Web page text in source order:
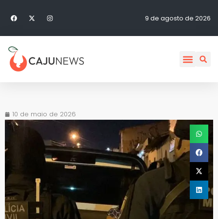
9 de agosto de 2026
10 de maio de 2026